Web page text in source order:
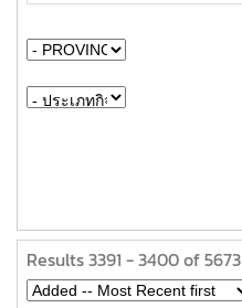
Results 3391 - 3400 of 5673